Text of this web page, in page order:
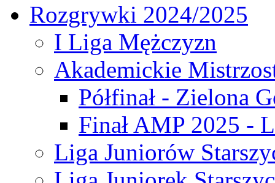
Rozgrywki 2024/2025
I Liga Mężczyzn
Akademickie
Półfinał - Zielona
Finał AMP 2025 -
Liga Juniorów